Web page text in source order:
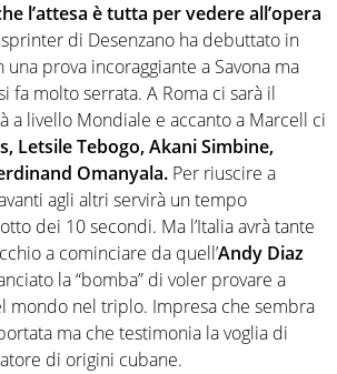
l’attesa è tutta per vedere all’opera
di Desenzano ha debuttato in
una prova incoraggiante a Savona ma
fa molto serrata. A Roma ci sarà il
a livello Mondiale e accanto a Marcell ci
Letsile Tebogo, Akani Simbine,
Omanyala. Per riuscire a
agli altri servirà un tempo
dei 10 secondi. Ma l’Italia avrà tante
a cominciare da quell’Andy Diaz
la “bomba” di voler provare a
mondo nel triplo. Impresa che sembra
ma che testimonia la voglia di
di origini cubane.